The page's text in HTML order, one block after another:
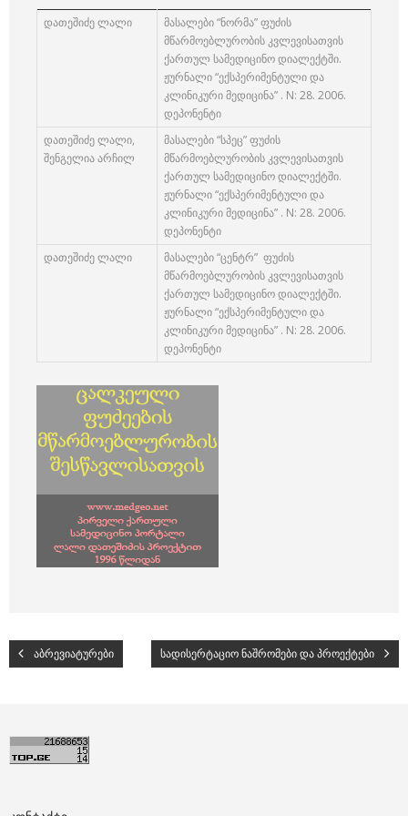
დათეშიძე ლალი
მასალები “ნორმა” ფუძის
მწარმოებლურობის კვლევისათვის
ქართულ სამედიცინო დიალექტში.
ჟურნალი “ექსპერიმენტული და
კლინიკური მედიცინა” . N: 28. 2006.
დეპონენტი
დათეშიძე ლალი,
შენგელია არჩილ
მასალები “სპეც” ფუძის
მწარმოებლურობის კვლევისათვის
ქართულ სამედიცინო დიალექტში.
ჟურნალი “ექსპერიმენტული და
კლინიკური მედიცინა” . N: 28. 2006.
დეპონენტი
დათეშიძე ლალი
მასალები “ცენტრ” ფუძის
მწარმოებლურობის კვლევისათვის
ქართულ სამედიცინო დიალექტში.
ჟურნალი “ექსპერიმენტული და
კლინიკური მედიცინა” . N: 28. 2006.
დეპონენტი
აბრევიატურები სადისერტაციო ნაშრომები და პროექტები